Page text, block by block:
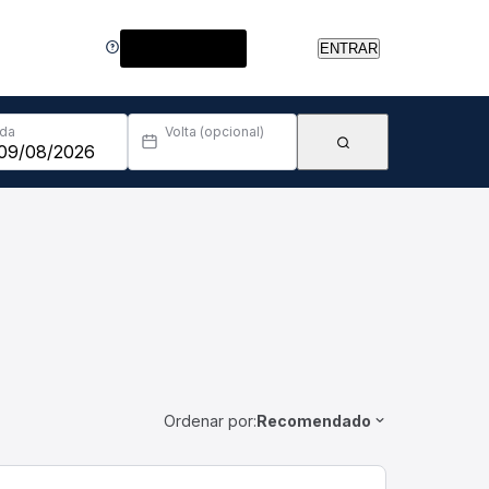
ENTRAR
Volta (opcional)
Ordenar por:Recomendado